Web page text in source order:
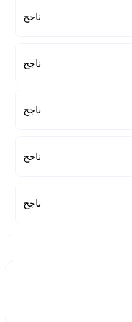
ناجح
ناجح
ناجح
ناجح
ناجح